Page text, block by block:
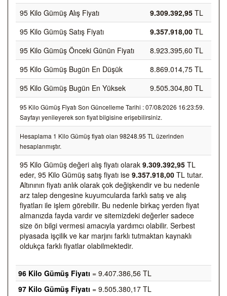
95 Kilo Gümüş Alış Fiyatı 9.309.392,95 TL
95 Kilo Gümüş Satış Fiyatı
9.357.918,00 TL
95 Kilo Gümüş Önceki Günün Fiyatı
8.923.395,60 TL
95 Kilo Gümüş Bugün En Düşük
8.869.014,75 TL
95 Kilo Gümüş Bugün En Yüksek
9.505.304,80 TL
95 Kilo Gümüş Fiyatı Son Güncelleme Tarihi : 07/08/2026 16:23:59.
Sayfayı yenileyerek son fiyat bilgisine erişebilirsiniz.
Hesaplama 1 Kilo Gümüş fiyatı olan 98248.95 TL üzerinden
hesaplanmıştır.
95 Kilo Gümüş değeri alış fiyatı olarak 9.309.392,95 TL
eder, 95 Kilo Gümüş satış fiyatı ise 9.357.918,00 TL tutar.
Altınının fiyatı anlık olarak çok değişkendir ve bu nedenle
arz talep dengesine kuyumcularda farklı satış ve alış
fiyatları ile işlem görebilir. Bu nedenle birkaç yerden fiyat
almanızda fayda vardır ve sitemizdeki değerler sadece
size ön bilgi vermesi amacıyla yardımcı olabilir. Serbest
piyasada işçilik ve kar marjını farklı tutmaktan kaynaklı
oldukça farklı fiyatlar olabilmektedir.
96 Kilo Gümüş Fiyatı = 9.407.386,56 TL
97 Kilo Gümüş Fiyatı = 9.505.380,17 TL